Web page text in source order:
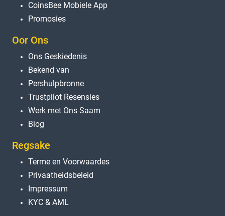
CoinsBee Mobiele App
Promosies
Oor Ons
Ons Geskiedenis
Bekend van
Pershulpbronne
Trustpilot Resensies
Werk met Ons Saam
Blog
Regsake
Terme en Voorwaardes
Privaatheidsbeleid
Impressum
KYC & AML